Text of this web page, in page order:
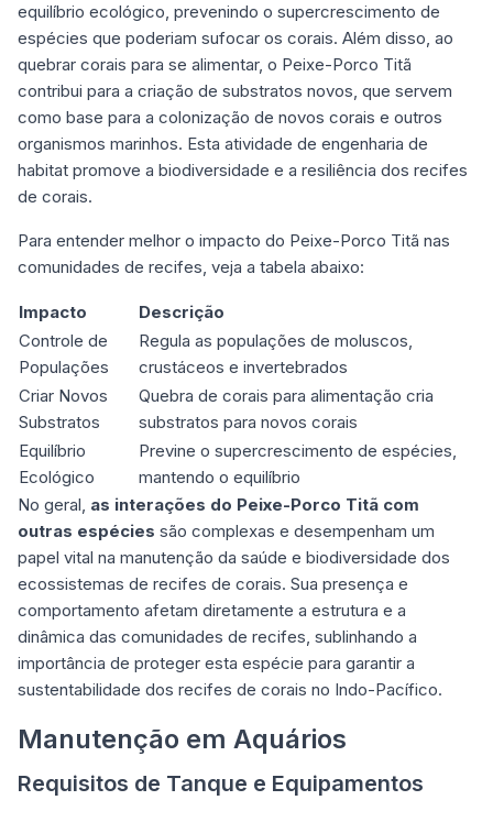
equilíbrio ecológico, prevenindo o supercrescimento de
espécies que poderiam sufocar os corais. Além disso, ao
quebrar corais para se alimentar, o Peixe-Porco Titã
contribui para a criação de substratos novos, que servem
como base para a colonização de novos corais e outros
organismos marinhos. Esta atividade de engenharia de
habitat promove a biodiversidade e a resiliência dos recifes
de corais.
Para entender melhor o impacto do Peixe-Porco Titã nas
comunidades de recifes, veja a tabela abaixo:
Impacto
Descrição
Controle de
Populações
Regula as populações de moluscos,
crustáceos e invertebrados
Criar Novos
Substratos
Quebra de corais para alimentação cria
substratos para novos corais
Equilíbrio
Ecológico
Previne o supercrescimento de espécies,
mantendo o equilíbrio
No geral, as interações do Peixe-Porco Titã com
outras espécies são complexas e desempenham um
papel vital na manutenção da saúde e biodiversidade dos
ecossistemas de recifes de corais. Sua presença e
comportamento afetam diretamente a estrutura e a
dinâmica das comunidades de recifes, sublinhando a
importância de proteger esta espécie para garantir a
sustentabilidade dos recifes de corais no Indo-Pacífico.
Manutenção em Aquários
Requisitos de Tanque e Equipamentos